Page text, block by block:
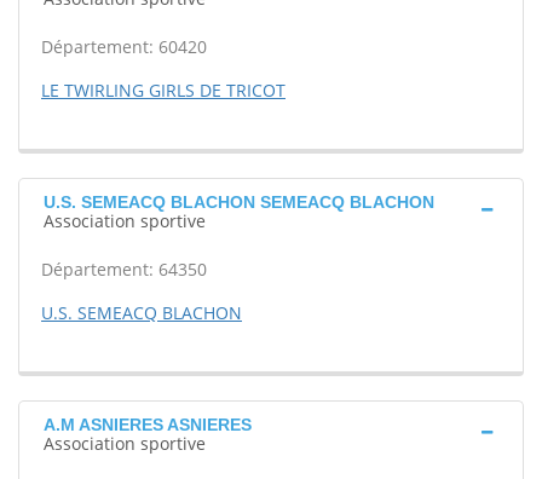
Département: 60420
LE TWIRLING GIRLS DE TRICOT
U.S. SEMEACQ BLACHON SEMEACQ BLACHON
Association sportive
Département: 64350
U.S. SEMEACQ BLACHON
A.M ASNIERES ASNIERES
Association sportive